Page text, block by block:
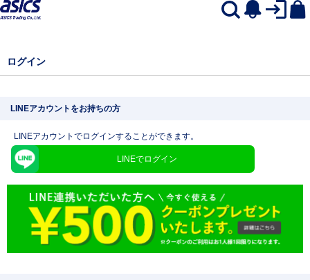
ログイン
LINEアカウントをお持ちの方
LINEアカウントでログインすることができます。
LINEでログイン